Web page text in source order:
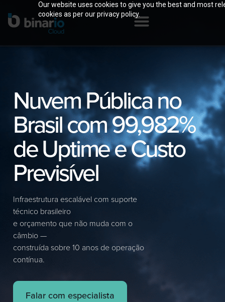
Our website uses cookies to give you the best and most
cookies as per our privacy policy.
Nuvem Pública no
Brasil com 99,982%
de Uptime e Custo
Previsível
Infraestrutura escalável com suporte
técnico brasileiro
e orçamento que não muda com o
câmbio —
construída sobre 10 anos de operação
contínua.
Falar com especialista